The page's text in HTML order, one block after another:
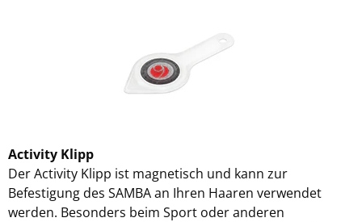
Activity Klipp
Der Activity Klipp ist magnetisch und kann zur
Befestigung des SAMBA an Ihren Haaren verwendet
werden. Besonders beim Sport oder anderen